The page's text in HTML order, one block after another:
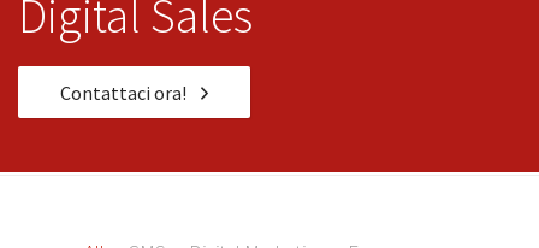
Digital Sales
Contattaci ora!